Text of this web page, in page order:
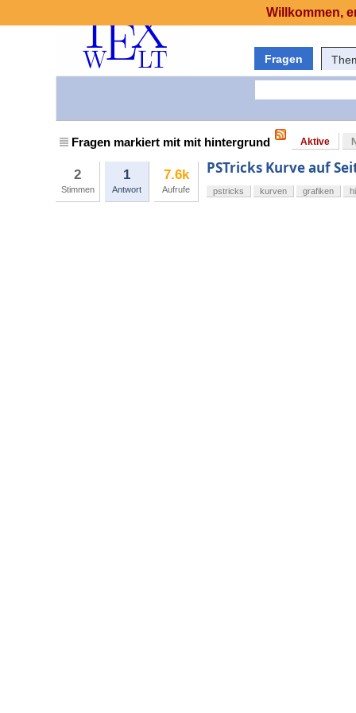
Fragen
Fragen markiert mit mit hintergrund Aktive
2
Stimmen
1
Antwort
7.6k
Aufrufe
PSTricks Kurve auf
pstricks kurven grafiken
Willkommen,